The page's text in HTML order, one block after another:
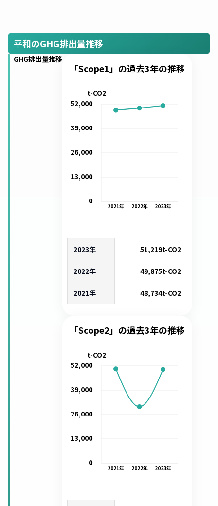
平和のGHG排出量推移
GHG排出量推移
「Scope1」の過去3年の推移
2021年 2022年 2023年
0
13,000
26,000
39,000
52,000
t-CO2
2023年 51,219t-CO2
2022年 49,875t-CO2
2021年 48,734t-CO2
「Scope2」の過去3年の推移
2021年 2022年 2023年
0
13,000
26,000
39,000
52,000
t-CO2